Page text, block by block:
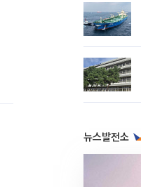
뉴스발전소